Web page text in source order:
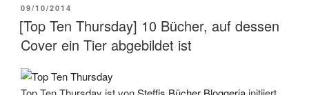
VERÖFFENTLICHT
AM
09/10/2014
[Top Ten Thursday] 10 Bücher, auf dessen
Cover ein Tier abgebildet ist